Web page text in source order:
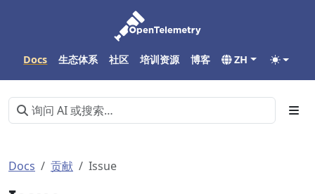
Docs 生态体系 社区 培训资源 博客 ZH
Docs 贡献 Issue